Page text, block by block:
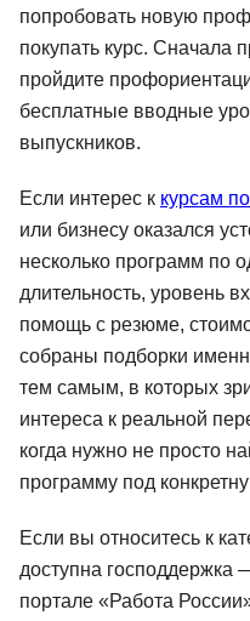
попробовать новую
покупать курс. Сначала
пройдите
бесплатные вводные
выпускников.
Если интерес к курсам
или бизнесу оказался
несколько программ по
длительность, уровень
помощь с резюме,
собраны подборки
тем самым, в которых
интереса к реальной
когда нужно не просто
программу под
Если вы относитесь к
доступна господдержка
портале «Работа